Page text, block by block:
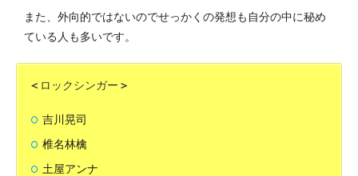
また、外向的ではないのでせっかくの発想も自分の中に秘め
ている人も多いです。
＜ ロックシンガー ＞
吉川晃司
椎名林檎
土屋アンナ